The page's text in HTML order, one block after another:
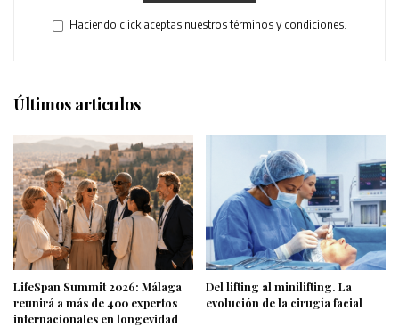
Haciendo click aceptas nuestros términos y condiciones.
Últimos articulos
LifeSpan Summit 2026: Málaga
reunirá a más de 400 expertos
internacionales en longevidad
Del lifting al minilifting. La
evolución de la cirugía facial